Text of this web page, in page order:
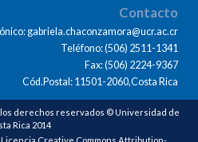
Contacto
gabriela.chaconzamora@ucr.ac.cr
Teléfono: (506) 2511-1341
Fax: (506) 2224-9367
Cód.Postal: 11501-2060,Costa Rica
derechos reservados © Universidad de
Rica 2014